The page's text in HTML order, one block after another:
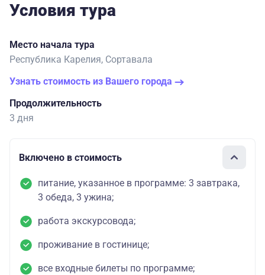
Условия тура
Место начала тура
Республика Карелия, Сортавала
Узнать стоимость из Вашего города
Продолжительность
3 дня
Включено в стоимость
питание, указанное в программе: 3 завтрака,
3 обеда, 3 ужина;
работа экскурсовода;
проживание в гостинице;
все входные билеты по программе;